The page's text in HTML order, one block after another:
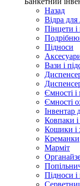
Назад
Відра для
Пінцети
Підноси
Вази і
Ємності
Ємності
Інвентар
Ковпаки
Кошики і
Креманки
Марміт
Підноси